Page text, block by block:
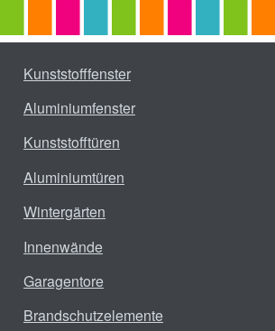
Kunststofffenster
Aluminiumfenster
Kunststofftüren
Aluminiumtüren
Wintergärten
Innenwände
Garagentore
Brandschutzelemente